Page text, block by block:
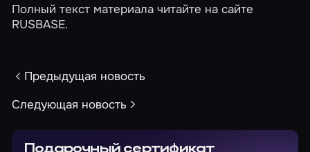
Полный текст материала читайте на сайте
RUSBASE.
Предыдущая новость
Следующая новость
Подарочный сертификат